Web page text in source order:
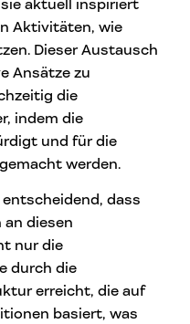
aktuell inspiriert
Aktivitäten, wie
Dieser Austausch
Ansätze zu
die
indem die
und für die
werden.
dass
diesen
nur die
durch die
erreicht, die auf
basiert, was